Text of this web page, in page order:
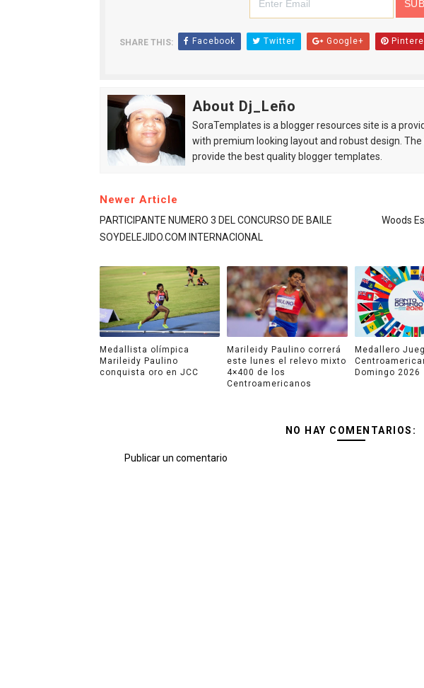
SHARE THIS: Facebook Twitter Google+
About Dj_Leño
SoraTemplates is a blogger resources site is a
with premium looking layout and robust design.
provide the best quality blogger templates.
Newer Article
PARTICIPANTE NUMERO 3 DEL CONCURSO DE BAILE
SOYDELEJIDO.COM INTERNACIONAL
Woods
Medallista olímpica
Marileidy Paulino
conquista oro en JCC
Marileidy Paulino correrá
este lunes el relevo mixto
4×400 de los
Centroamericanos
Medallero
Domingo 2026
NO HAY COMENTARIOS:
Publicar un comentario